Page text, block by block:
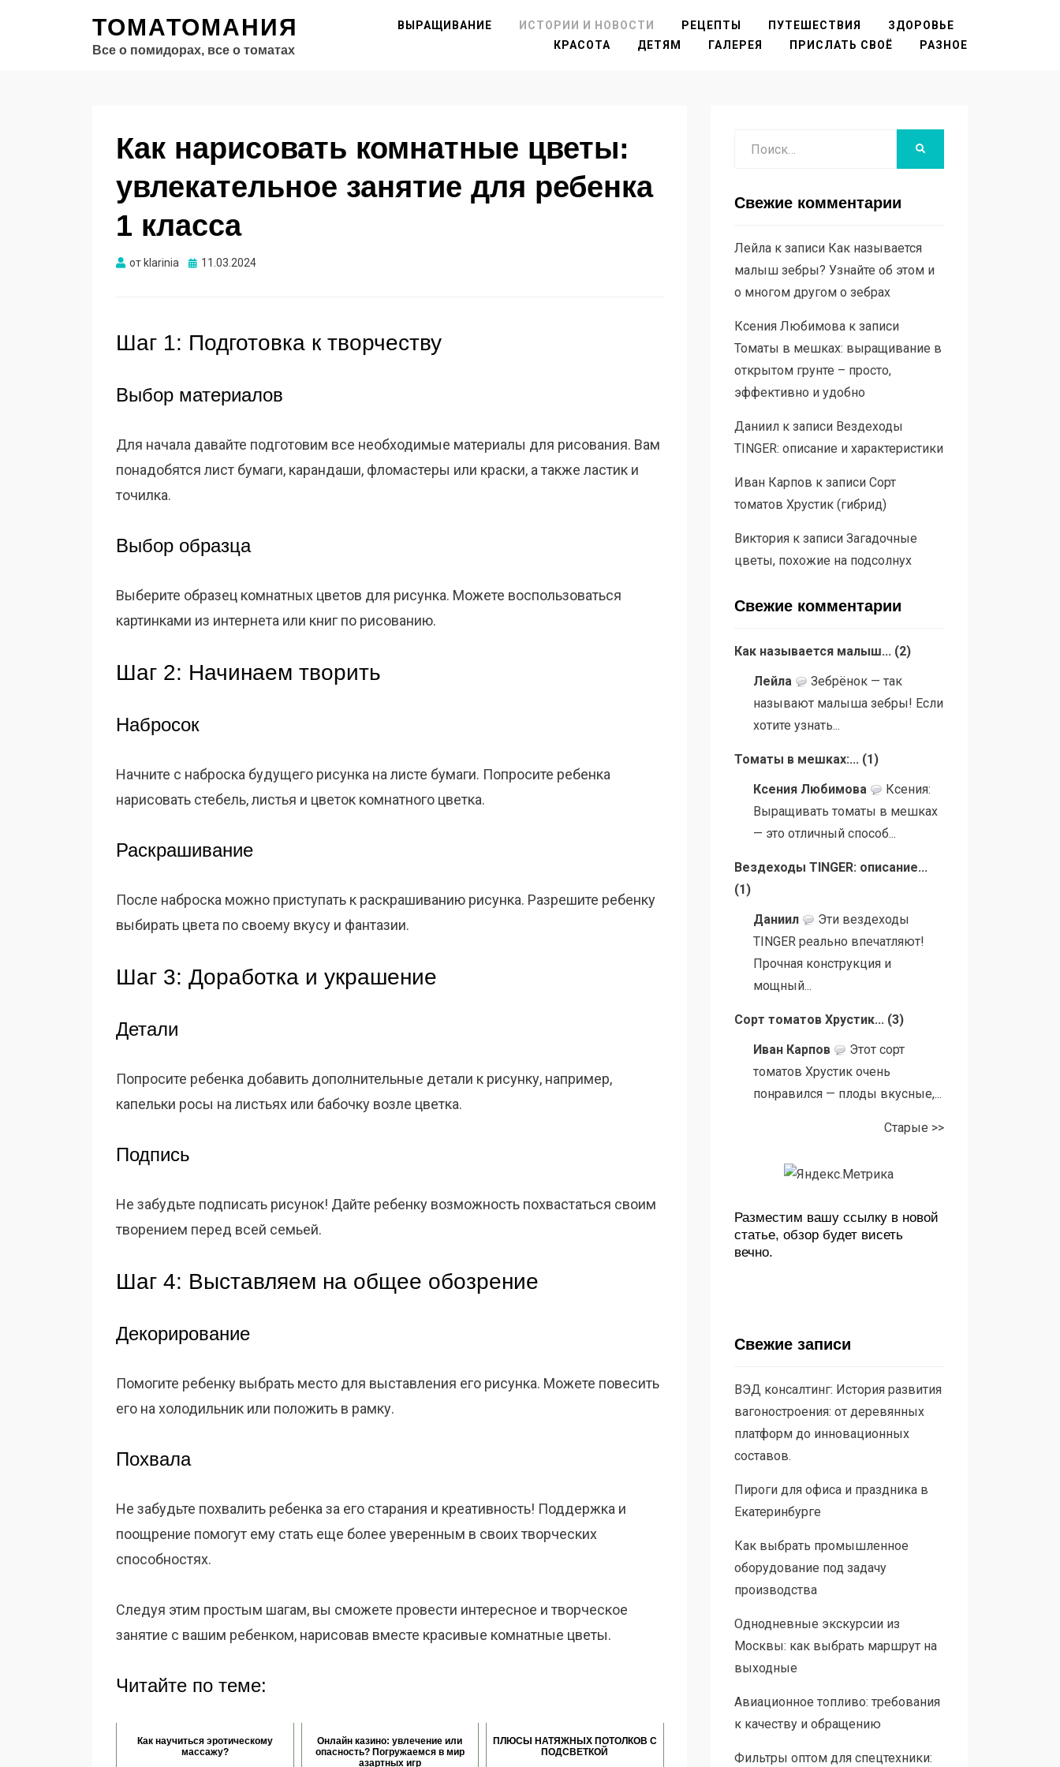
ТОМАТОМАНИЯ
Все о помидорах, все о томатах
ВЫРАЩИВАНИЕ ИСТОРИИ И НОВОСТИ РЕЦЕПТЫ ПУТЕШЕСТВИЯ
ЗДОРОВЬЕ
КРАСОТА
ДЕТЯМ ГАЛЕРЕЯ ПРИСЛАТЬ СВОЁ РАЗНОЕ
Как нарисовать комнатные цветы:
увлекательное занятие для ребенка
1 класса
от klarinia Опубликовано
11.03.2024
Шаг 1: Подготовка к творчеству
Выбор материалов
Для начала давайте подготовим все необходимые материалы для рисования. Вам
понадобятся лист бумаги, карандаши, фломастеры или краски, а также ластик и
точилка.
Выбор образца
Выберите образец комнатных цветов для рисунка. Можете воспользоваться
картинками из интернета или книг по рисованию.
Шаг 2: Начинаем творить
Набросок
Начните с наброска будущего рисунка на листе бумаги. Попросите ребенка
нарисовать стебель, листья и цветок комнатного цветка.
Раскрашивание
После наброска можно приступать к раскрашиванию рисунка. Разрешите ребенку
выбирать цвета по своему вкусу и фантазии.
Шаг 3: Доработка и украшение
Детали
Попросите ребенка добавить дополнительные детали к рисунку, например,
капельки росы на листьях или бабочку возле цветка.
Подпись
Не забудьте подписать рисунок! Дайте ребенку возможность похвастаться своим
творением перед всей семьей.
Шаг 4: Выставляем на общее обозрение
Декорирование
Помогите ребенку выбрать место для выставления его рисунка. Можете повесить
его на холодильник или положить в рамку.
Похвала
Не забудьте похвалить ребенка за его старания и креативность! Поддержка и
поощрение помогут ему стать еще более уверенным в своих творческих
способностях.
Следуя этим простым шагам, вы сможете провести интересное и творческое
занятие с вашим ребенком, нарисовав вместе красивые комнатные цветы.
Читайте по теме:
Как научиться эротическому
массажу?
Онлайн казино: увлечение или
опасность? Погружаемся в мир
азартных игр
ПЛЮСЫ НАТЯЖНЫХ ПОТОЛКОВ С
ПОДСВЕТКОЙ
Свежие комментарии
Лейлак записи Как называется
малыш зебры? Узнайте об этом и
о многом другом о зебрах
Ксения Любимовак записи
Томаты в мешках: выращивание в
открытом грунте – просто,
эффективно и удобно
Даниилк записи Вездеходы
TINGER: описание и характеристики
Иван Карпов к записи Сорт
томатов Хрустик (гибрид)
Викторияк записи Загадочные
цветы, похожие на подсолнух
Свежие комментарии
Как называется малыш... (2)
Лейла
Зебрёнок — так
называют малыша зебры! Если
хотите узнать...
Томаты в мешках:... (1)
Ксения Любимова
Ксения:
Выращивать томаты в мешках
— это отличный способ...
Вездеходы TINGER: описание...
(1)
Даниил
Эти вездеходы
TINGER реально впечатляют!
Прочная конструкция и
мощный...
Сорт томатов Хрустик... (3)
Иван Карпов
Этот сорт
томатов Хрустик очень
понравился — плоды вкусные,...
Старые >>
Разместим вашу ссылку в новой
статье, обзор будет висеть
вечно.
Свежие записи
ВЭД консалтинг: История развития
вагоностроения: от деревянных
платформ до инновационных
составов.
Пироги для офиса и праздника в
Екатеринбурге
Как выбрать промышленное
оборудование под задачу
производства
Однодневные экскурсии из
Москвы: как выбрать маршрут на
выходные
Авиационное топливо: требования
к качеству и обращению
Фильтры оптом для спецтехники: